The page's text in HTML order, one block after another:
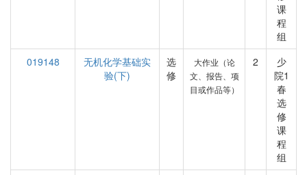
课
程
组
019148
无机化学基础实
验(下)
选
修
大作业（论
文、报告、项
目或作品等）
2
少
院1
春
选
修
课
程
组